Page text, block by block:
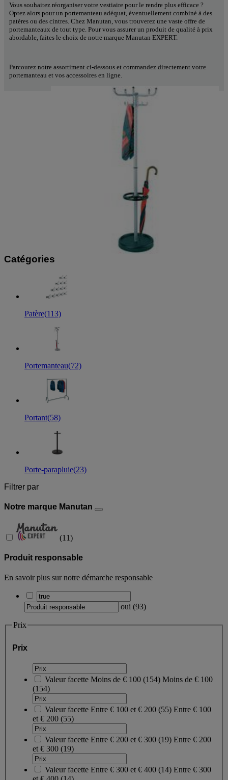
Vous souhaitez réorganiser votre vestiaire pour le rendre plus efficace ?
Optez alors pour un portemanteau adéquat, éventuellement combiné à des
patères ou des cintres. Chez Manutan, vous trouverez une vaste offre de
portemanteaux de tout type. Pour vous assurer un produit de qualité à prix
abordable, faites le choix de notre marque Manutan EXPERT.
Parcourez notre assortiment ci-dessous et commandez directement votre
portemanteau et vos accessoires en ligne.
Catégories
Patère(113)
Portemanteau(72)
Portant(58)
Porte-parapluie(23)
Filtrer par
Notre marque Manutan
(11)
Produit responsable
En savoir plus sur notre démarche responsable
oui (93)
Prix
Prix
Valeur facette Moins de € 100 (154) Moins de € 100
(154)
Valeur facette Entre € 100 et € 200 (55) Entre € 100
et € 200 (55)
Valeur facette Entre € 200 et € 300 (19) Entre € 200
et € 300 (19)
Valeur facette Entre € 300 et € 400 (14) Entre € 300